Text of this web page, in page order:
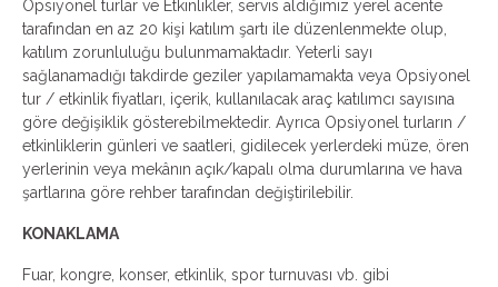
Opsiyonel turlar ve Etkinlikler, servis aldığımız yerel acente
tarafından en az 20 kişi katılım şartı ile düzenlenmekte olup,
katılım zorunluluğu bulunmamaktadır. Yeterli sayı
sağlanamadığı takdirde geziler yapılamamakta veya Opsiyonel
tur / etkinlik fiyatları, içerik, kullanılacak araç katılımcı sayısına
göre değişiklik gösterebilmektedir. Ayrıca Opsiyonel turların /
etkinliklerin günleri ve saatleri, gidilecek yerlerdeki müze, ören
yerlerinin veya mekânın açık/kapalı olma durumlarına ve hava
şartlarına göre rehber tarafından değiştirilebilir.
KONAKLAMA
Fuar, kongre, konser, etkinlik, spor turnuvası vb. gibi